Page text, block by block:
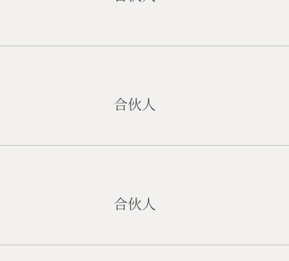
合伙人
合伙人